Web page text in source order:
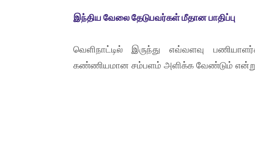
இந்திய வேலை தேடுபவர்கள் மீதான பாதிப்பு
வெளிநாட்டில் இருந்து எவ்வளவு
கண்ணியமான சம்பளம் அளிக்க வேண்டும் என்று